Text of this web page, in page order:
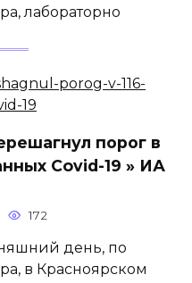
лабораторно
порог в
Covid-19 » ИА
172
день, по
в Красноярском